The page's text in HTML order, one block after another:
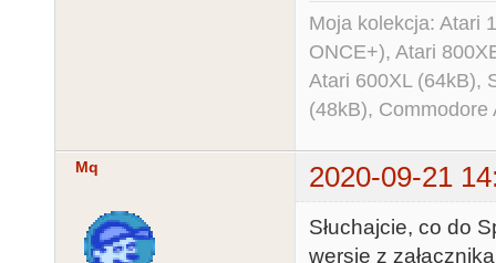
Moja kolekcja: Atari
ONCE+), Atari
Atari 600XL (64kB),
(48kB),
Mq 2020-09-21
Słuchajcie, co do
wersję z